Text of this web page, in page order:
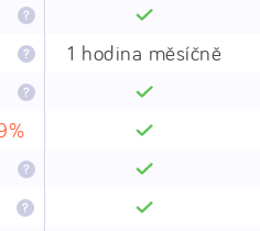
1 hodina měsíčně